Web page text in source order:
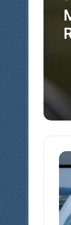
E
E
U
:
v